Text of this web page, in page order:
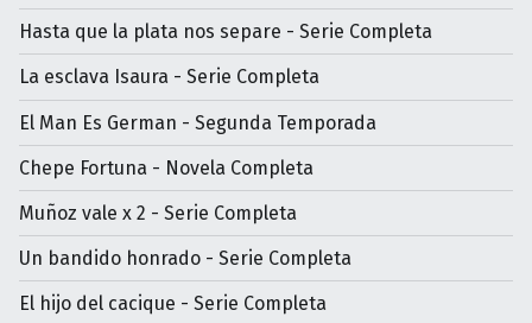
Hasta que la plata nos separe - Serie Completa
La esclava Isaura - Serie Completa
El Man Es German - Segunda Temporada
Chepe Fortuna - Novela Completa
Muñoz vale x 2 - Serie Completa
Un bandido honrado - Serie Completa
El hijo del cacique - Serie Completa